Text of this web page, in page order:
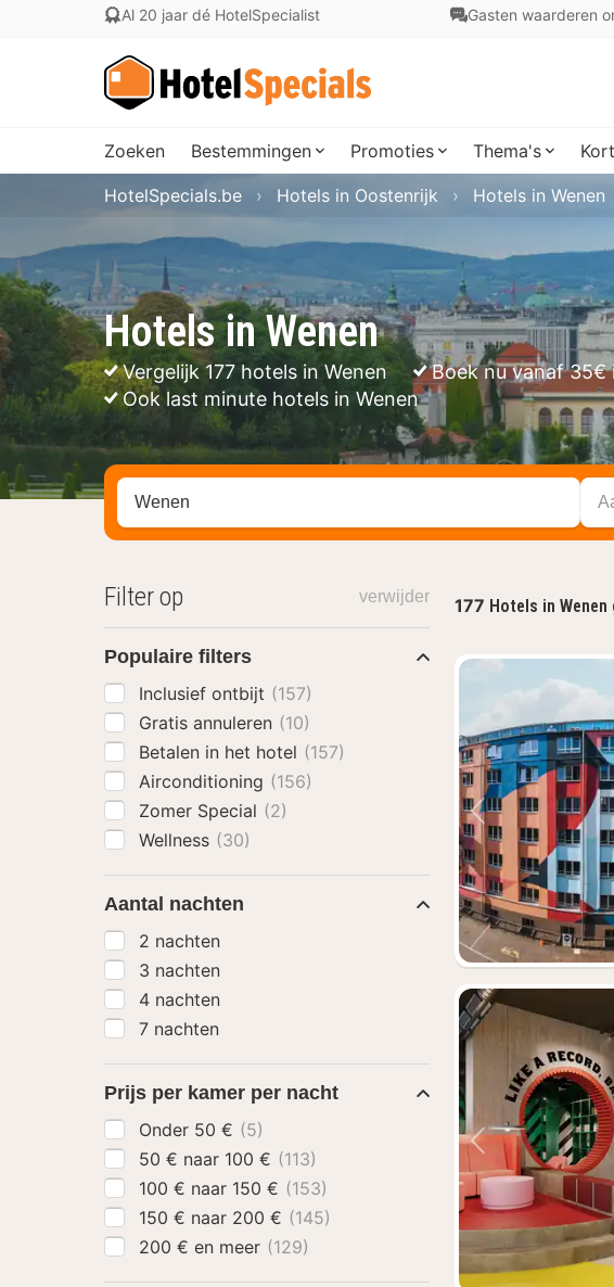
Al 20 jaar dé HotelSpecialist Gasten waarderen
Zoeken Bestemmingen Promoties Thema's
Hotels in Wenen
Vergelijk 177 hotels in Wenen
Boek nu vanaf 35€
Ook last minute hotels in Wenen
HotelSpecials.be Hotels in Oostenrijk Hotels in Wenen
Zoek op hotel, regio of stad
177 Hotels in Wenen
Vorige foto
Vorige foto
Filter op verwijder
Populaire filters
Inclusief ontbijt (157)
Gratis annuleren (10)
Betalen in het hotel (157)
Airconditioning (156)
Zomer Special (2)
Wellness (30)
Aantal nachten
2 nachten
3 nachten
4 nachten
7 nachten
Prijs per kamer per nacht
Onder 50 € (5)
50 € naar 100 € (113)
100 € naar 150 € (153)
150 € naar 200 € (145)
200 € en meer (129)